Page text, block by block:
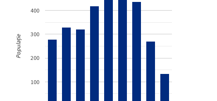
100
200
300
400
Populație